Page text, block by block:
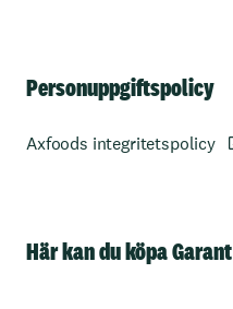
Personuppgiftspolicy
Axfoods integritetspolicy
Här kan du köpa Garant